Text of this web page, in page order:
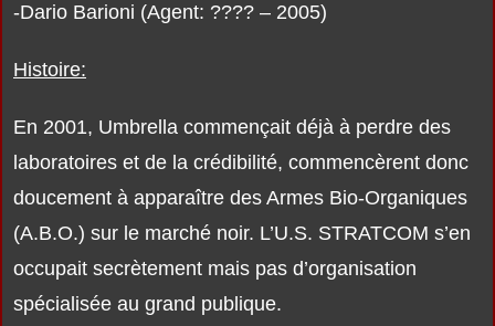
-Dario Barioni (Agent: ???? – 2005)
Histoire:
En 2001, Umbrella commençait déjà à perdre des
laboratoires et de la crédibilité, commencèrent donc
doucement à apparaître des Armes Bio-Organiques
(A.B.O.) sur le marché noir. L’U.S. STRATCOM s’en
occupait secrètement mais pas d’organisation
spécialisée au grand publique.